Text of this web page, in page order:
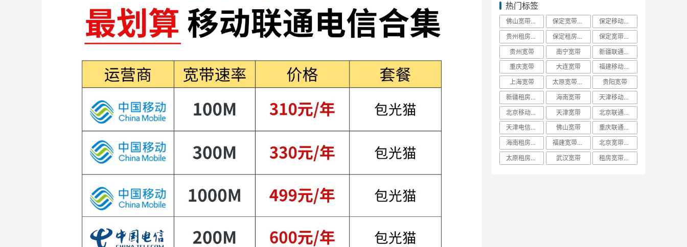
热门标签
佛山宽带报装 保定宽带办理
保定移动宽带
贵州租房宽带
保定租房宽带
保定宽带报装
贵州宽带
南宁宽带
新疆联通宽带
重庆宽带
大连宽带
福建移动宽带
上海宽带
太原宽带办理
贵阳宽带
新疆租房宽带
海南宽带
天津移动宽带
北京移动宽带
天津宽带
北京联通宽带
天津电信宽带
佛山宽带
重庆联通宽带
海南租房宽带
福建宽带办理
北京宽带办理
太原租房宽带
武汉宽带 租房宽带攻略